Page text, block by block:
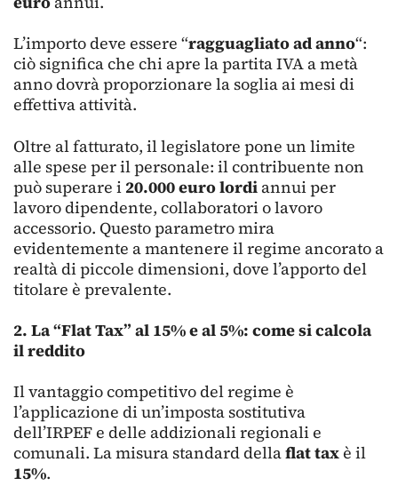
L’importo deve essere “ragguagliato ad anno“:
ciò significa che chi apre la partita IVA a metà
anno dovrà proporzionare la soglia ai mesi di
effettiva attività.
Oltre al fatturato, il legislatore pone un limite
alle spese per il personale: il contribuente non
può superare i 20.000 euro lordi annui per
lavoro dipendente, collaboratori o lavoro
accessorio. Questo parametro mira
evidentemente a mantenere il regime ancorato a
realtà di piccole dimensioni, dove l’apporto del
titolare è prevalente.
2. La “Flat Tax” al 15% e al 5%: come si calcola
il reddito
Il vantaggio competitivo del regime è
l’applicazione di un’imposta sostitutiva
dell’IRPEF e delle addizionali regionali e
comunali. La misura standard dellaflat taxè il
15%.